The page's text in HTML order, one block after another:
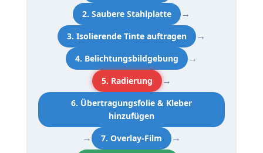
2. Saubere Stahlplatte →
3. Isolierende Tinte auftragen →
4. Belichtungsbildgebung →
5. Radierung →
6. Übertragungsfolie & Kleber
hinzufügen
→ 7. Overlay-Film →